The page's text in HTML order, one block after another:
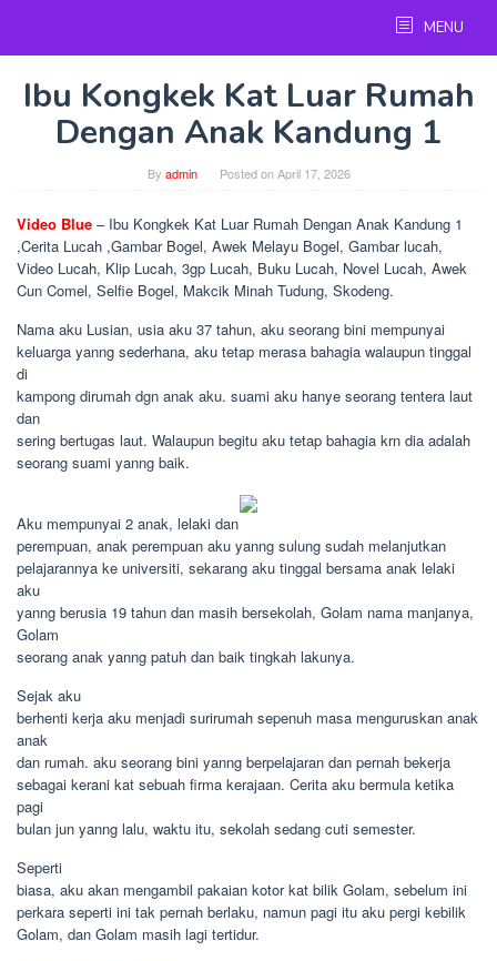
content
MENU
Ibu Kongkek Kat Luar Rumah
Dengan Anak Kandung 1
By admin Posted onApril 17, 2026
Video Blue – Ibu Kongkek Kat Luar Rumah Dengan Anak Kandung 1
,Cerita Lucah ,Gambar Bogel, Awek Melayu Bogel, Gambar lucah,
Video Lucah, Klip Lucah, 3gp Lucah, Buku Lucah, Novel Lucah, Awek
Cun Comel, Selfie Bogel, Makcik Minah Tudung, Skodeng.
Nama aku Lusian, usia aku 37 tahun, aku seorang bini mempunyai
keluarga yanng sederhana, aku tetap merasa bahagia walaupun tinggal
di
kampong dirumah dgn anak aku. suami aku hanye seorang tentera laut
dan
sering bertugas laut. Walaupun begitu aku tetap bahagia krn dia adalah
seorang suami yanng baik.
Aku mempunyai 2 anak, lelaki dan
perempuan, anak perempuan aku yanng sulung sudah melanjutkan
pelajarannya ke universiti, sekarang aku tinggal bersama anak lelaki
aku
yanng berusia 19 tahun dan masih bersekolah, Golam nama manjanya,
Golam
seorang anak yanng patuh dan baik tingkah lakunya.
Sejak aku
berhenti kerja aku menjadi surirumah sepenuh masa menguruskan anak
anak
dan rumah. aku seorang bini yanng berpelajaran dan pernah bekerja
sebagai kerani kat sebuah firma kerajaan. Cerita aku bermula ketika
pagi
bulan jun yanng lalu, waktu itu, sekolah sedang cuti semester.
Seperti
biasa, aku akan mengambil pakaian kotor kat bilik Golam, sebelum ini
perkara seperti ini tak pernah berlaku, namun pagi itu aku pergi kebilik
Golam, dan Golam masih lagi tertidur.